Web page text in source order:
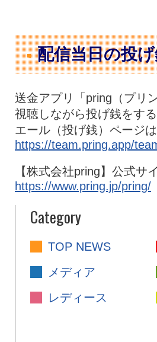
配信当日の投
送金アプリ「pring（プリ
視聴しながら投げ銭をする
エール（投げ銭）ページ
https://team.pring.app/
【株式会社pring】公式サ
https://www.pring.jp/pring/
Category
TOP NEWS
メディア
レディース